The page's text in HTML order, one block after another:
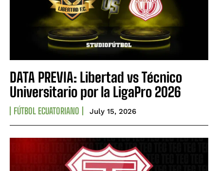
DATA PREVIA: Libertad vs Técnico
Universitario por la LigaPro 2026
FÚTBOL ECUATORIANO July 15, 2026